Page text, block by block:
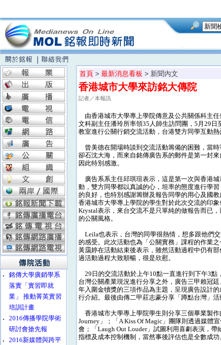
‧
銘傳大學廣銷學系
落實「實習即就
業」 推動菁英實習
培訓計畫
‧
2016傳播學院學術
研討會搶先報
‧
2016新媒體與跨平
首頁 > 最新消息看板 > 新聞內文
香港城市大學來訪銘大傳院
記者／本報訊
由香港城市大學專上學院傳意及公共關係科主
文科副主任潘玲所率領35人師生訪問團，5月29日
教室進行公關行銷交流活動，台港雙方同學互動
曾美德在開場時談到交流活動籌備的困難，當
卻石沈大海，而來自銘傳廣告系的郵件是第一封
因此特別感激。
廣告系系主任邱琪瑄表示，這是第一次與香港
動，雙方同學都以真誠的心，坦率的態度進行學
的良好，也特別感謝籌辦及報告同學的用心及國
香港城市大學專上學院的學生對於此次交流的印
Krystal表示，來台交流不是只單純的做報告而已
的公關風格。
Leila也表示，台灣的同學很熱情，想多跟他們
的感受。此次活動也為「公關實務」課程的作業
黃靄婷在活動結束後表示，雖然活動過程中仍有
過活動過程大致順暢，很是欣慰。
29日的交流活動於上午10點一直進行到下午3點
台灣公關產業現況進行分享之外，廣告三甲賴冠
年入圍金犢獎的三項作品為主題，呈現廣告設計
行介紹。最後由傳二甲莊志豪分享「蹲點台灣」
香港城市大學專上學院學生則分享三個畢業製作
Journey」；「A Kiss Of Magic」團隊則透過媒體
會；「Laugh Out Louder」試圖利用喜劇表演，
指標及成本控制機制，當然事後評估也是全數成功